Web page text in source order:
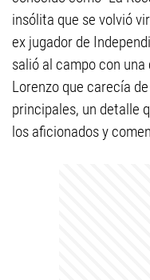
insólita que se volvió
ex jugador de
salió al campo con
Lorenzo que carecía
principales, un detalle
los aficionados y